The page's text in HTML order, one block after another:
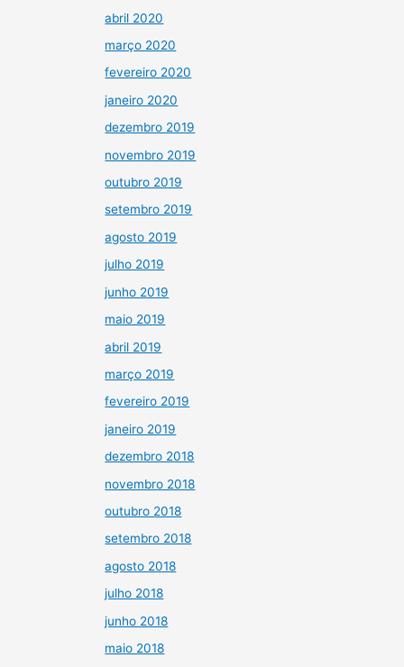
abril 2020
março 2020
fevereiro 2020
janeiro 2020
dezembro 2019
novembro 2019
outubro 2019
setembro 2019
agosto 2019
julho 2019
junho 2019
maio 2019
abril 2019
março 2019
fevereiro 2019
janeiro 2019
dezembro 2018
novembro 2018
outubro 2018
setembro 2018
agosto 2018
julho 2018
junho 2018
maio 2018